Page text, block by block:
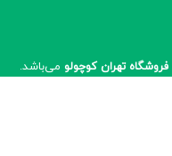
فروشگاه تهران کوچولو می‌باشد.​​​​​​​